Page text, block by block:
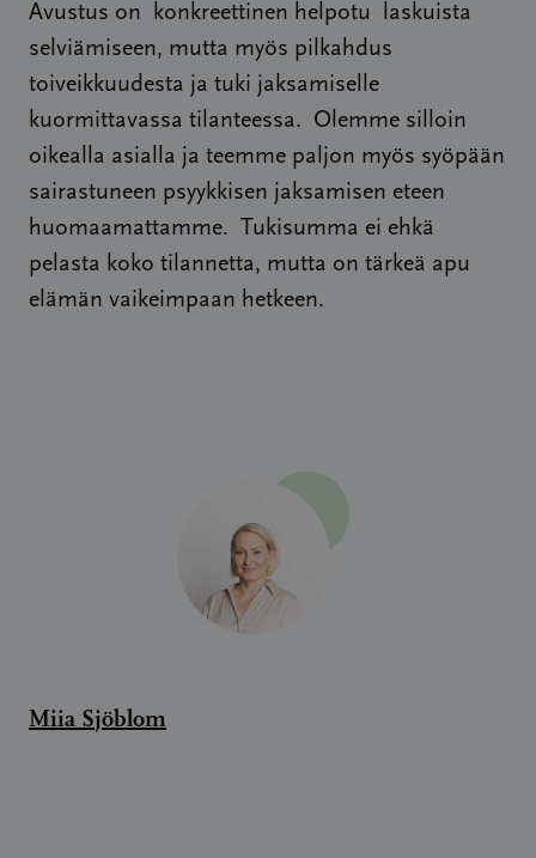
Avustus on konkreettinen helpotu laskuista
selviämiseen, mutta myös pilkahdus
toiveikkuudesta ja tuki jaksamiselle
kuormittavassa tilanteessa. Olemme silloin
oikealla asialla ja teemme paljon myös syöpään
sairastuneen psyykkisen jaksamisen eteen
huomaamattamme. Tukisumma ei ehkä
pelasta koko tilannetta, mutta on tärkeä apu
elämän vaikeimpaan hetkeen.
Miia Sjöblom